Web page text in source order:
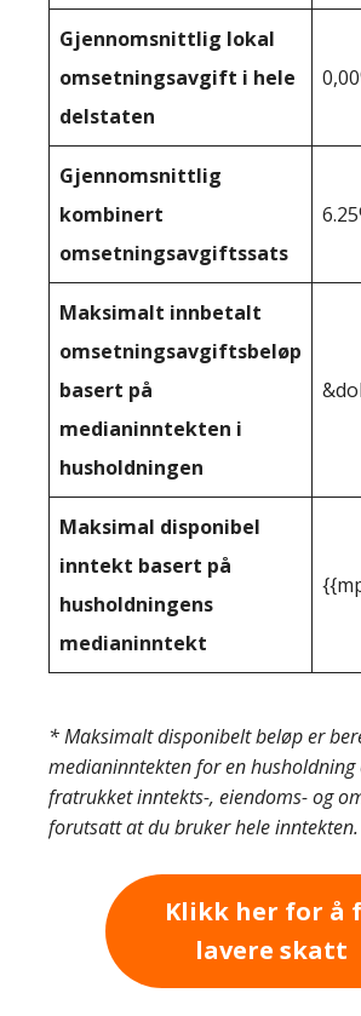
Gjennomsnittlig lokal
omsetningsavgift i hele
delstaten
Gjennomsnittlig
kombinert
omsetningsavgiftssats
Maksimalt innbetalt
omsetningsavgiftsbeløp
basert på
medianinntekten i
husholdningen
Maksimal disponibel
inntekt basert på
husholdningens
medianinntekt
* Maksimalt disponibelt beløp er
medianinntekten for en husholdning
fratrukket inntekts-, eiendoms- og
forutsatt at du bruker hele inntekten.
Klikk her for å
lavere skatt